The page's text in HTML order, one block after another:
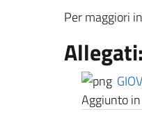
Per maggiori
Allegati:
Aggiunto